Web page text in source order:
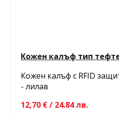
Кожен калъф тип
Кожен калъф с RFID
- лилав
12,70 € / 24.84 лв.